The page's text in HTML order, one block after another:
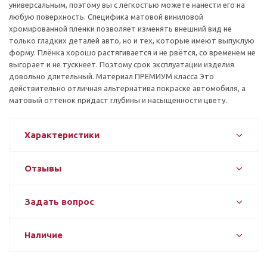
универсальным, поэтому вы с лёгкостью можете нанести его на
любую поверхность. Специфика матовой виниловой
хромированной плёнки позволяет изменять внешний вид не
только гладких деталей авто, но и тех, которые имеют выпуклую
форму. Плёнка хорошо растягивается и не рвётся, со временем не
выгорает и не тускнеет. Поэтому срок эксплуатации изделия
довольно длительный. Материал ПРЕМИУМ класса Это
действительно отличная альтернатива покраске автомобиля, а
матовый оттенок придаст глубины и насыщенности цвету.
Характеристики
Отзывы
Задать вопрос
Наличие